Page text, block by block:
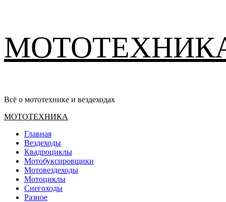
содержимому
Всё о мототехнике и вездеходах
Основное
МОТОТЕХНИКА
Главная
Вездеходы
Квадроциклы
Мотобуксировщики
Мотовездеходы
Мотоциклы
Снегоходы
Разное